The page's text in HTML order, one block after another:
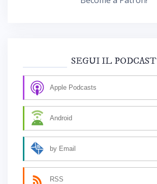
SEGUI IL PODCAST
Apple Podcasts
Android
by Email
RSS